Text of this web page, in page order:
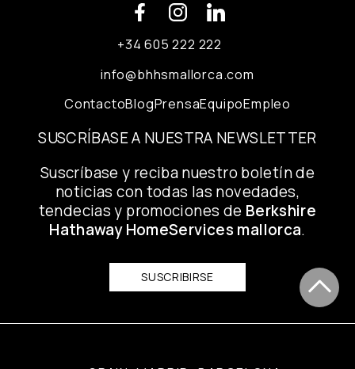
+34 605 222 222
info@bhhsmallorca.com
ContactoBlogPrensaEquipoEmpleo
SUSCRÍBASE A NUESTRA NEWSLETTER
Suscríbase y reciba nuestro boletín de
noticias con todas las novedades,
tendecias y promociones de Berkshire
Hathaway HomeServices mallorca.
SUSCRIBIRSE